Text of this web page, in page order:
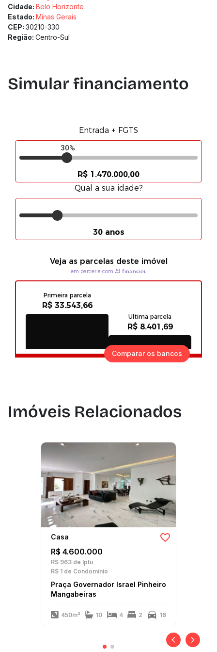
Cidade: Belo Horizonte
Estado: Minas Gerais
CEP: 30210-330
Região: Centro-Sul
Simular financiamento
Comparar os bancos
Imóveis Relacionados
Casa
R$ 4.600.000
R$ 963 de Iptu
R$ 1 de Condomínio
Praça Governador Israel Pinheiro
Mangabeiras
450m² 10 4 2 16